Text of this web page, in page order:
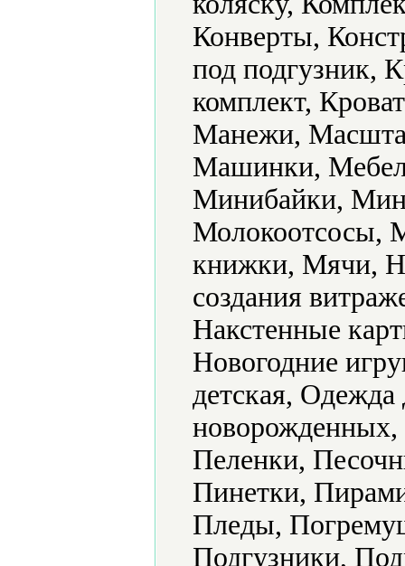
Конверты,
под подгузник,
комплект,
Манежи,
Машинки,
Минибайки,
Молокоотсосы,
книжки, Мячи,
создания
Накстенные
Новогодние
детская,
Пеленки,
Пинетки,
Пледы,
Подгузники,